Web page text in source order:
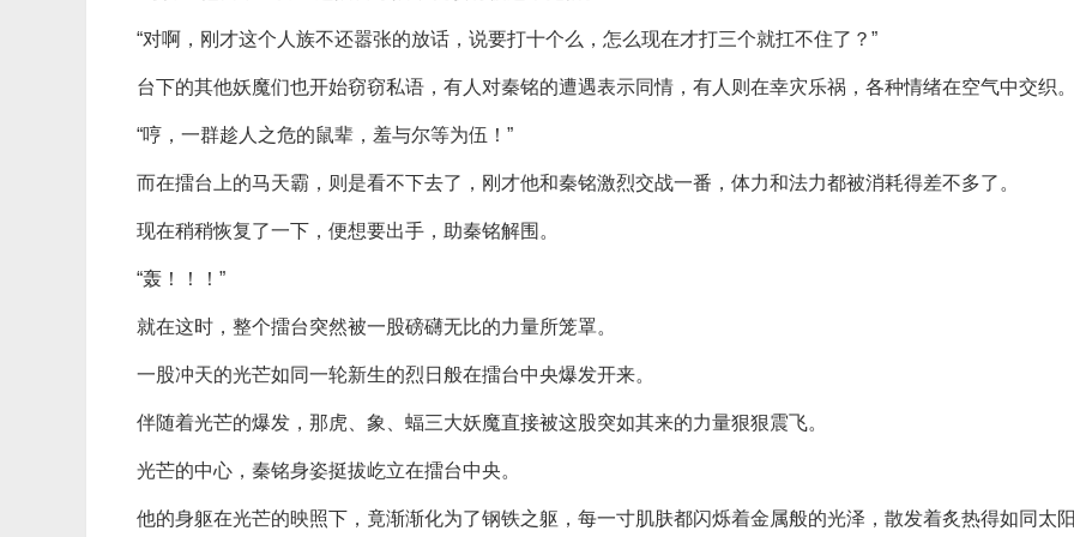
“对啊，刚才这个人族不还嚣张的放话，说要打十个么，怎么现在才打三个就扛不住了？”
台下的其他妖魔们也开始窃窃私语，有人对秦铭的遭遇表示同情，有人则在幸灾乐祸，各种情绪在空气中交织。
“哼，一群趁人之危的鼠辈，羞与尔等为伍！”
而在擂台上的马天霸，则是看不下去了，刚才他和秦铭激烈交战一番，体力和法力都被消耗得差不多了。
现在稍稍恢复了一下，便想要出手，助秦铭解围。
“轰！！！”
就在这时，整个擂台突然被一股磅礴无比的力量所笼罩。
一股冲天的光芒如同一轮新生的烈日般在擂台中央爆发开来。
伴随着光芒的爆发，那虎、象、蝠三大妖魔直接被这股突如其来的力量狠狠震飞。
光芒的中心，秦铭身姿挺拔屹立在擂台中央。
他的身躯在光芒的映照下，竟渐渐化为了钢铁之躯，每一寸肌肤都闪烁着金属般的光泽，散发着炙热得如同太阳